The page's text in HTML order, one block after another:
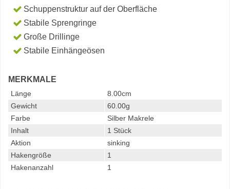
Schuppenstruktur auf der Oberfläche
Stabile Sprengringe
Große Drillinge
Stabile Einhängeösen
MERKMALE
Länge
8.00cm
Gewicht
60.00g
Farbe
Silber Makrele
Inhalt
1 Stück
Aktion
sinking
Hakengröße
1
Hakenanzahl
1